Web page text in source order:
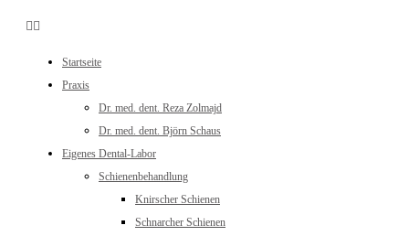
Startseite
Praxis
Dr. med. dent. Reza Zolmajd
Dr. med. dent. Björn Schaus
Eigenes Dental-Labor
Schienenbehandlung
Knirscher Schienen
Schnarcher Schienen